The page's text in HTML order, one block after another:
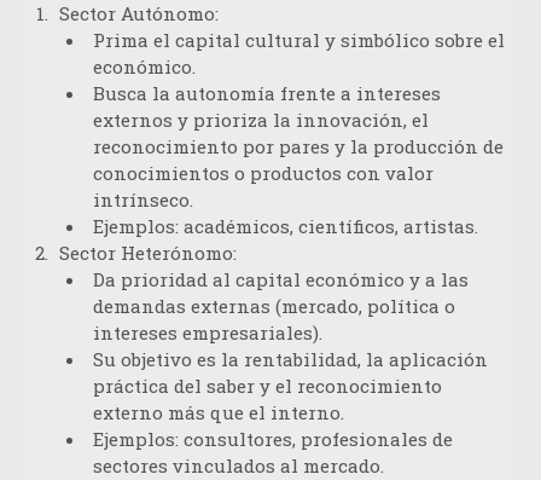
Sector Autónomo:
Prima el capital cultural y simbólico sobre el
económico.
Busca la autonomía frente a intereses
externos y prioriza la innovación, el
reconocimiento por pares y la producción de
conocimientos o productos con valor
intrínseco.
Ejemplos: académicos, científicos, artistas.
Sector Heterónomo:
Da prioridad al capital económico y a las
demandas externas (mercado, política o
intereses empresariales).
Su objetivo es la rentabilidad, la aplicación
práctica del saber y el reconocimiento
externo más que el interno.
Ejemplos: consultores, profesionales de
sectores vinculados al mercado.